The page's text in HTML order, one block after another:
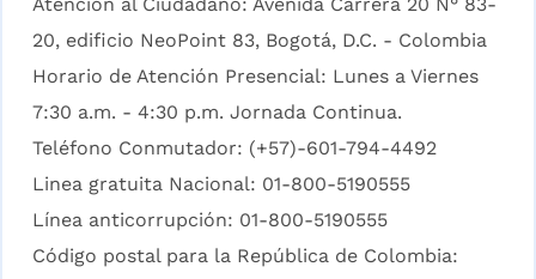
20, edificio NeoPoint 83, Bogotá, D.C. - Colombia
Horario de Atención Presencial: Lunes a Viernes
7:30 a.m. - 4:30 p.m. Jornada Continua.
Teléfono Conmutador: (+57)-601-794-4492
Linea gratuita Nacional: 01-800-5190555
Línea anticorrupción: 01-800-5190555
Código postal para la República de Colombia: